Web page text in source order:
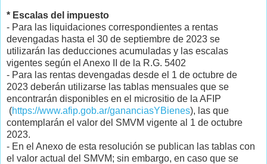
* Escalas del impuesto
- Para las liquidaciones correspondientes a rentas
devengadas hasta el 30 de septiembre de 2023 se
utilizarán las deducciones acumuladas y las escalas
vigentes según el Anexo II de la R.G. 5402
- Para las rentas devengadas desde el 1 de octubre de
2023 deberán utilizarse las tablas mensuales que se
encontrarán disponibles en el micrositio de la AFIP
(https://www.afip.gob.ar/gananciasYBienes), las que
contemplarán el valor del SMVM vigente al 1 de octubre
2023.
- En el Anexo de esta resolución se publican las tablas con
el valor actual del SMVM; sin embargo, en caso que se